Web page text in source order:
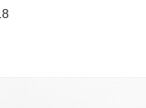
総社町11-18